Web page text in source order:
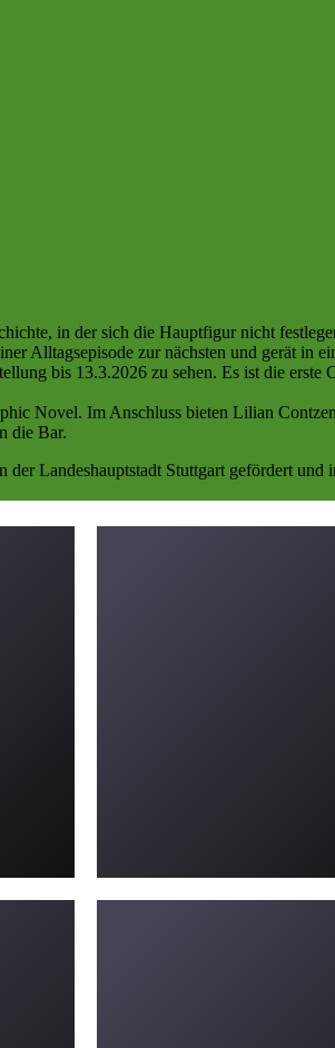
in der sich die Hauptfigur nicht
Alltagsepisode zur nächsten und gerät in
bis 13.3.2026 zu sehen. Es ist die
Novel. Im Anschluss bieten Lilian
die Bar.
Landeshauptstadt Stuttgart gefördert